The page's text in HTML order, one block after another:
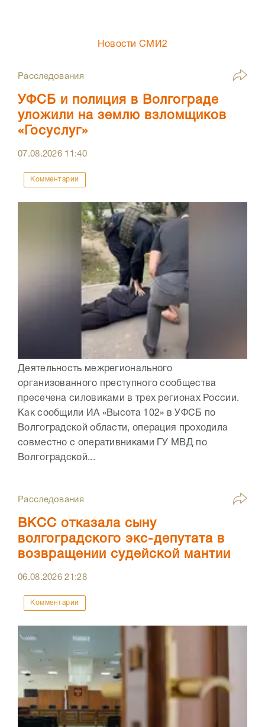
Новости СМИ2
Расследования
УФСБ и полиция в Волгограде
уложили на землю взломщиков
«Госуслуг»
07.08.2026 11:40
Комментарии
Деятельность межрегионального
организованного преступного сообщества
пресечена силовиками в трех регионах России.
Как сообщили ИА «Высота 102» в УФСБ по
Волгоградской области, операция проходила
совместно с оперативниками ГУ МВД по
Волгоградской...
Расследования
ВКСС отказала сыну
волгоградского экс-депутата в
возвращении судейской мантии
06.08.202621:28
Комментарии